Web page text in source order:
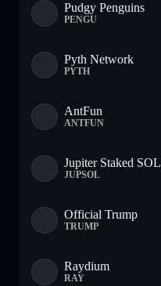
Pudgy Penguins
PENGU
Pyth Network
PYTH
AntFun
ANTFUN
Jupiter Staked SOL
JUPSOL
Official Trump
TRUMP
Raydium
RAY